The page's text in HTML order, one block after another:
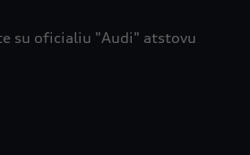
su oficialiu "Audi" atstovu